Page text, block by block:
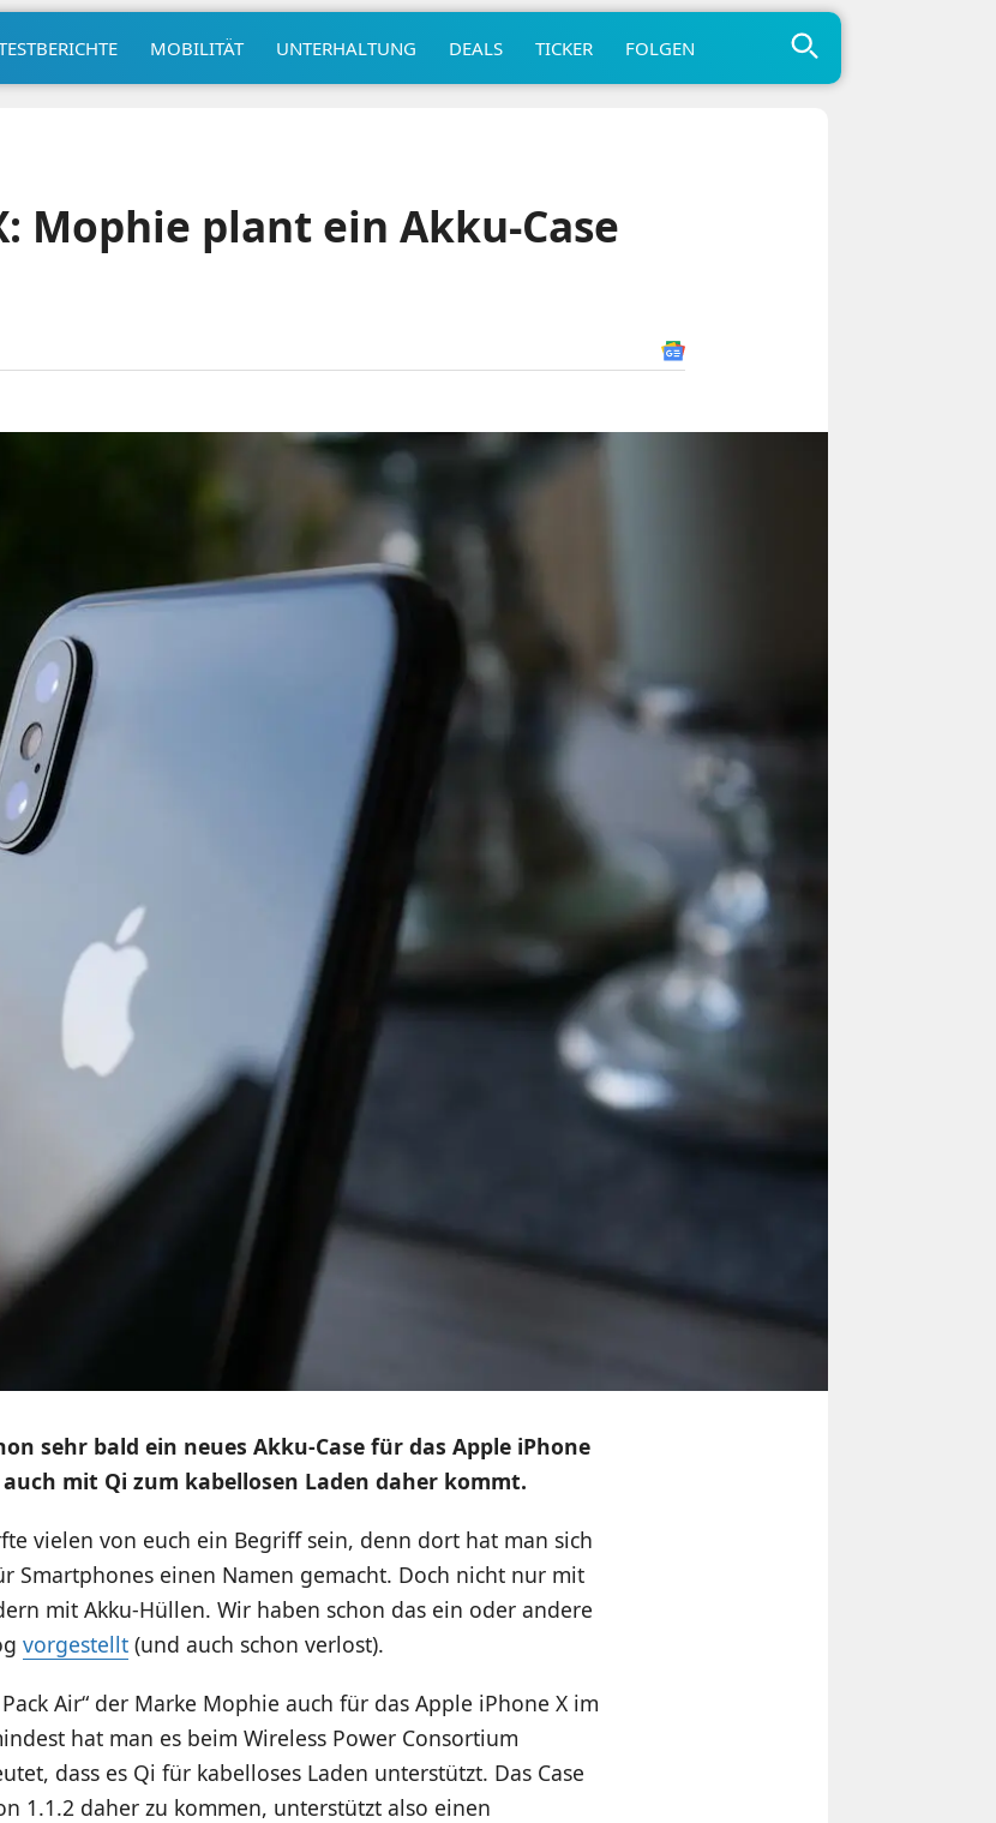
MOBILITÄT UNTERHALTUNG DEALS TICKER FOLGEN
Mophie plant ein Akku-Case
sehr bald ein neues Akku-Case für das Apple iPhone
mit Qi zum kabellosen Laden daher kommt.
vielen von euch ein Begriff sein, denn dort hat man sich
Smartphones einen Namen gemacht. Doch nicht nur mit
mit Akku-Hüllen. Wir haben schon das ein oder andere
vorgestellt(und auch schon verlost).
Air“ der Marke Mophie auch für das Apple iPhone X im
hat man es beim Wireless Power Consortium
dass es Qi für kabelloses Laden unterstützt. Das Case
1.1.2 daher zu kommen, unterstützt also einen